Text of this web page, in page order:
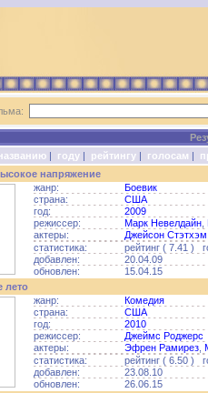
| году | рейтингу | голосам |
напряжение
жанр:
Боевик
страна:
США
год:
2009
режиссер:
Марк Невелдайн
актеры:
Джейсон Стэтхэм
статистика:
рейтинг ( 7.41 )
добавлен:
20.04.09
обновлен:
15.04.15
лето
жанр:
Комедия
страна:
США
год:
2010
режиссер:
Джеймс Роджерс
актеры:
Эфрен Рамирез
статистика:
рейтинг ( 6.50 )
добавлен:
23.08.10
обновлен:
26.06.15